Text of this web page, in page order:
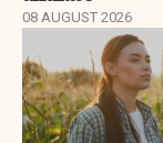
08 AUGUST 2026